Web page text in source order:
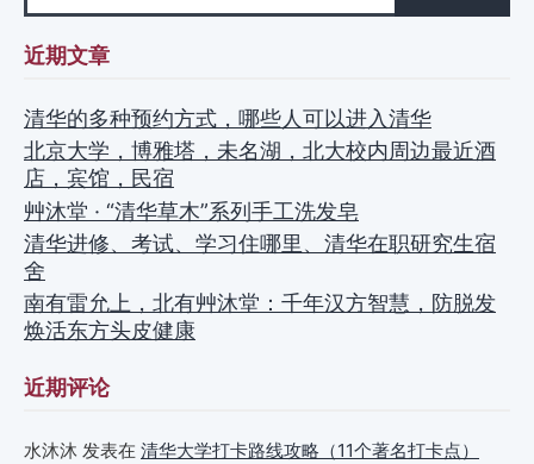
近期文章
清华的多种预约方式，哪些人可以进入清华
北京大学，博雅塔，未名湖，北大校内周边最近酒
店，宾馆，民宿
艸沐堂 · “清华草木”系列手工洗发皂
清华进修、考试、学习住哪里、清华在职研究生宿
舍
南有雷允上，北有艸沐堂：千年汉方智慧，防脱发
焕活东方头皮健康
近期评论
水沐沐 发表在 清华大学打卡路线攻略（11个著名打卡点）